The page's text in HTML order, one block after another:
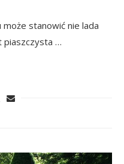
stanowić nie lada
piaszczysta …